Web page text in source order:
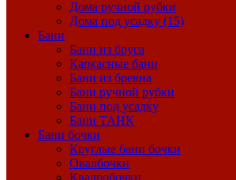
Дома ручной рубки
Дома под усадку (15)
Бани
Бани из бруса
Каркасные бани
Бани из бревна
Бани ручной рубки
Бани под усадку
Бани ТАНК
Бани бочки
Круглые бани бочки
Овалбочки
Квадробочки